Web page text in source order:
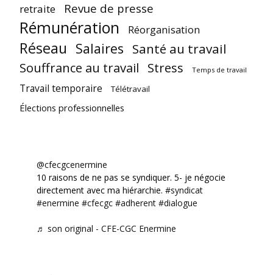
retraite Revue de presse
Rémunération Réorganisation
Réseau Salaires Santé au travail
Souffrance au travail Stress Temps de travail
Travail temporaire Télétravail
Élections professionnelles
@cfecgcenermine
10 raisons de ne pas se syndiquer. 5- je négocie
directement avec ma hiérarchie. #syndicat
#enermine #cfecgc #adherent #dialogue
♬ son original - CFE-CGC Enermine